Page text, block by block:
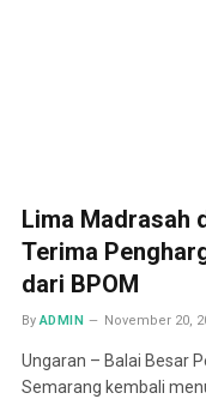
Lima Madrasah
Terima
dari BPOM
By ADMIN November 20,
Ungaran – Balai Besar
Semarang kembali